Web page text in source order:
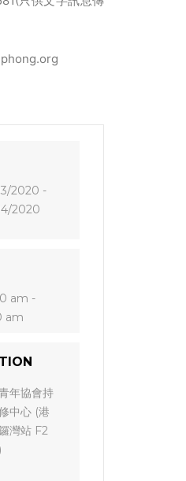
2020 -
2020
am -
am
年協會持
中心 (港
灣站 F2